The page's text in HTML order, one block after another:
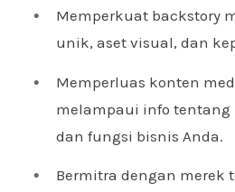
Memperkuat backstory
unik, aset visual, dan
Memperluas konten
melampaui info tentang
dan fungsi bisnis Anda.
Bermitra dengan merek